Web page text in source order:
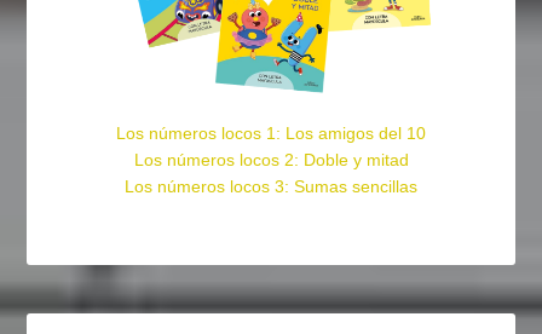
Los números locos 1: Los amigos del 10
Los números locos 2: Doble y mitad
Los números locos 3: Sumas sencillas